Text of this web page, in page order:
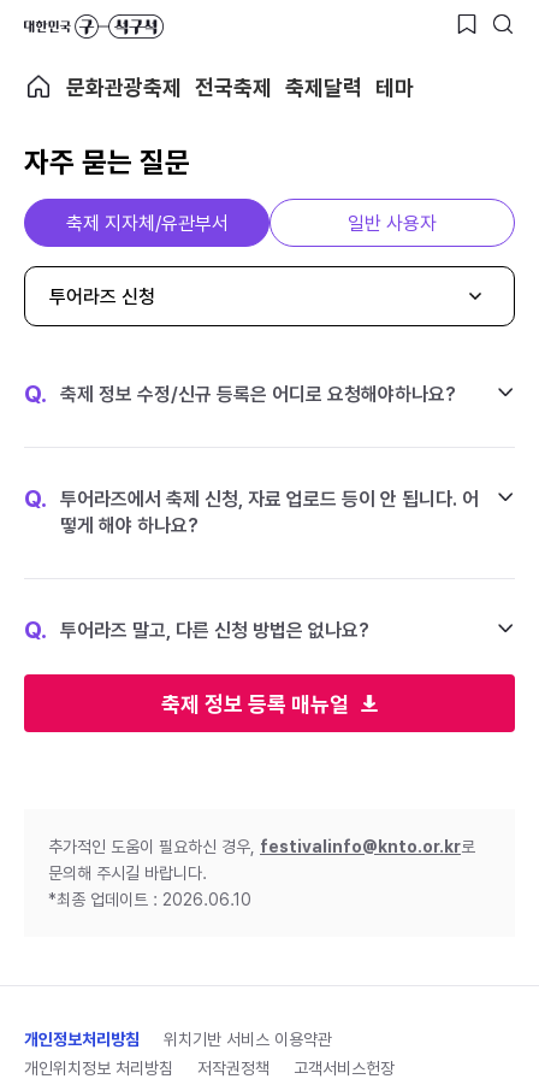
문화관광축제 전국축제 축제달력 테마
자주 묻는 질문
축제 정보 등록 매뉴얼
축제 지자체/유관부서 일반 사용자
투어라즈 신청
Q. 축제 정보 수정/신규 등록은 어디로 요청해야하나요?
Q.
투어라즈에서 축제 신청, 자료 업로드 등이 안 됩니다. 어
떻게 해야 하나요?
Q. 투어라즈 말고, 다른 신청 방법은 없나요?
추가적인 도움이 필요하신 경우, festivalinfo@knto.or.kr로
문의해 주시길 바랍니다.
*최종 업데이트 : 2026.06.10
개인정보처리방침
위치기반 서비스 이용약관
개인위치정보 처리방침
저작권정책 고객서비스헌장